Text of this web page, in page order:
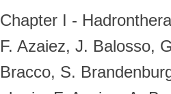
Chapter I -
F. Azaiez, J. Balosso,
Bracco, S.